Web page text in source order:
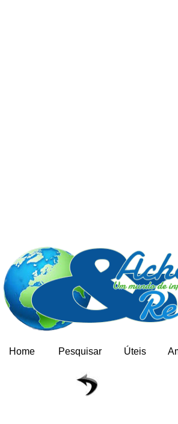
Home Pesquisar Úteis